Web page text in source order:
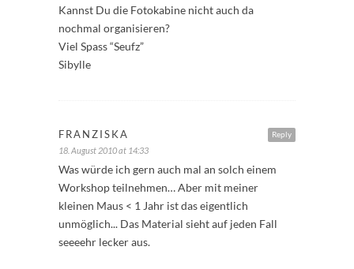
Kannst Du die Fotokabine nicht auch da
nochmal organisieren?
Viel Spass “Seufz”
Sibylle
Reply
FRANZISKA
18. August 2010 at 14:33
Was würde ich gern auch mal an solch einem
Workshop teilnehmen… Aber mit meiner
kleinen Maus < 1 Jahr ist das eigentlich
unmöglich... Das Material sieht auf jeden Fall
seeeehr lecker aus.